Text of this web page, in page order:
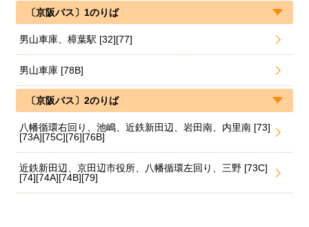
〔京阪バス〕1のりば
男山車庫、樟葉駅 [32][77]
男山車庫 [78B]
〔京阪バス〕2のりば
八幡循環右回り、池嶋、近鉄新田辺、岩田南、内里南 [73]
[73A][75C][76][76B]
近鉄新田辺、京田辺市役所、八幡循環左回り、三野 [73C]
[74][74A][74B][79]